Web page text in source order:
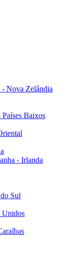
Nova Zelândia
Baixos
- Irlanda
Sul
Unidos